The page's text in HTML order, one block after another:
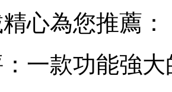
心為您推薦：
一款功能強